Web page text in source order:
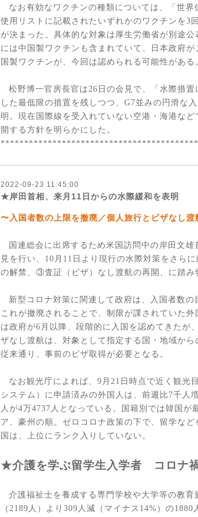
なお有効なワクチンの種類については、「世界
使用リストに記載されたいずれかのワクチンを3
が決まった。具体的な対象は厚生労働省が別途
には中国製ワクチンも含まれていて、日本政府
国製ワクチンが、今回は認められる可能性がある
松野博一官房長官は26 日の会見で、「水際措
した最低限の措置を残しつつ、 G7並みの円滑な
明。現在国際線を受入れていない空港・海港な
開する方針を明らかにした。
2022-09-23 11:45:00
★岸田首相、来月11日からの水際緩和を表明
〜入国者数の上限を撤廃／個人旅行とビザなし渡
国連総会に出席するため米国訪問中の岸田文雄
見を行い、 10 月 11 日より現行の水際対策をさら
の解禁、③査証（ビザ）なし渡航の再開、に踏み
新型コロナ対策に関連して政府は、入国者数の
これが撤廃されることで、制限が課されていた
は政府が6 月以降、段階的に入国を認めてきたが
ザなし渡航は、対象として指定する国・地域か
従来通り、事前のビザ取得が必要となる。
なお観光庁によれば、 9 月 21 日時点で近く観光
システム）に申請済みの外国人は、前週比 7千人
人が4万4737 人となっている。国籍別では韓国が
ア、豪州の順。ゼロコロナ政策の下で、留学な
国は、上位にランク入りしていない。
★介護を学ぶ留学生入学者 コロナ
介護福祉士を養成する専門学校や大学等の教
（ 2189 人）より 309 人減（マイナス 14% ）の1880